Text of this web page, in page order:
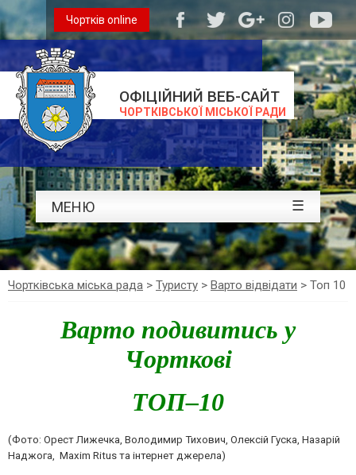
ОФІЦІЙНИЙ ВЕБ-САЙТ
ЧОРТКІВСЬКОЇ МІСЬКОЇ РАДИ
Чортків online
МЕНЮ ☰
Чортківська міська рада > Туристу > Варто відвідати > Топ 10
Варто подивитись у
Чорткові
ТОП–10
(Фото: Орест Лижечка, Володимир Тихович, Олексій Гуска, Назарій
Наджога, Maxim Ritus та інтернет джерела)